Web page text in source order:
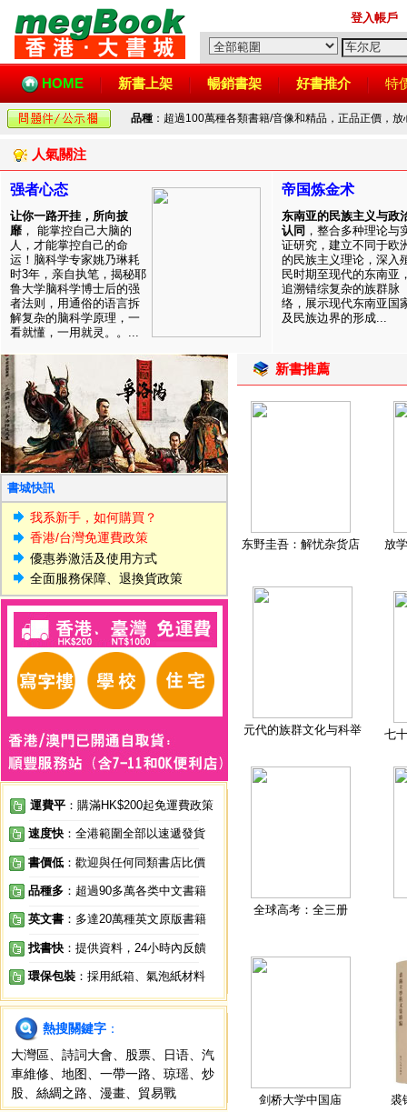
登入帳戶
HOME 新書上架 暢銷書架 好書推介 特
品種 ：超過100萬種各類書籍/音像和精品，正品正價，
人氣關注
强者心态
让你一路开挂，所向披
靡 ， 能掌控自己大脑的
人，才能掌控自己的命
运！脑科学专家姚乃琳耗
时3年，亲自执笔，揭秘耶
鲁大学脑科学博士后的强
者法则，用通俗的语言拆
解复杂的脑科学原理，一
看就懂，一用就灵。。...
帝国炼金术
东南亚的民族主义与政
认同 ，整合多种理论与
证研究，建立不同于欧
的民族主义理论，深入
民时期至现代的东南亚
追溯错综复杂的族群脉
络，展示现代东南亚国
及民族边界的形成...
書城快訊
我系新手，如何購買？
香港/台灣免運費政策
優惠券激活及使用方式
全面服務保障、退換貨政策
運費平 ：購滿HK$200起免運費政策
速度快 ：全港範圍全部以速遞發貨
書價低 ：歡迎與任何同類書店比價
品種多 ：超過90多萬各类中文書籍
英文書 ：多達20萬種英文原版書籍
找書快 ：提供資料，24小時內反饋
環保包裝 ：採用紙箱、氣泡紙材料
熱搜關鍵字 ：
大灣區
詩詞大會 股票 日语
汽
車維修
地图 一帶一路 琼瑶
炒
股
絲綢之路 漫畫 貿易戰
新書推薦
东野圭吾：解忧杂货店 放
元代的族群文化与科举 七
全球高考：全三册
剑桥大学中国庙 裘